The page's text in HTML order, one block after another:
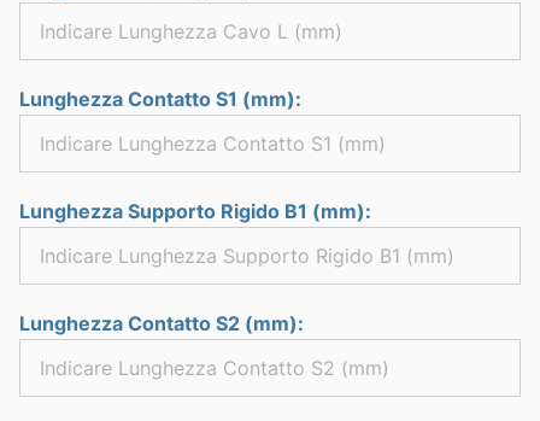
Lunghezza Contatto S1 (mm):
Lunghezza Supporto Rigido B1 (mm):
Lunghezza Contatto S2 (mm):